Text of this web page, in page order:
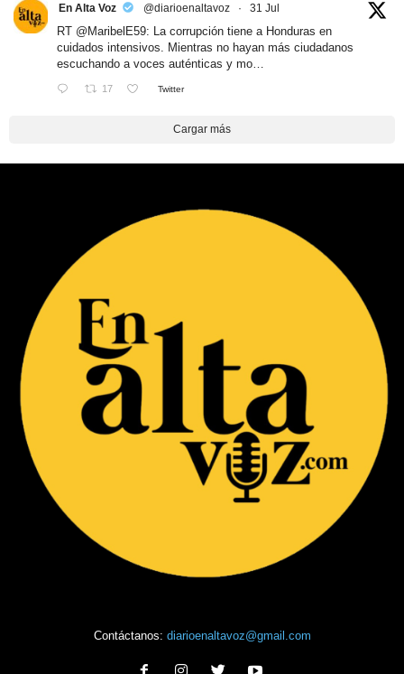
En Alta Voz @diarioenaltavoz · 31 Jul
RT @MaribelE59: La corrupción tiene a Honduras en
cuidados intensivos. Mientras no hayan más ciudadanos
escuchando a voces auténticas y mo…
17 Twitter
Cargar más
Contáctanos: diarioenaltavoz@gmail.com